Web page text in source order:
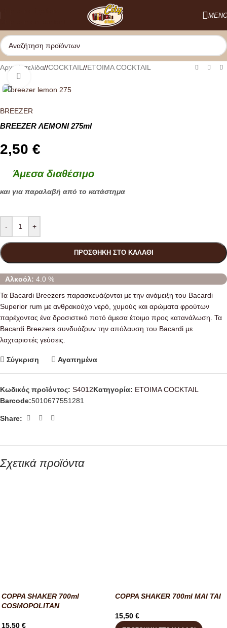
Αρχική σελίδα/ COCKTAIL / ΕΤΟΙΜΑ COCKTAIL
BREEZER
BREEZER ΛΕΜΟΝΙ 275ml
2,50 €
Άμεσα διαθέσιμο
και για παραλαβή από το κατάστημα
- +
ΠΡΟΣΘΉΚΗ ΣΤΟ ΚΑΛΆΘΙ
Αλκοόλ: 4.0 %
Τα Bacardi Breezers παρασκευάζονται με την ανάμειξη του Bacardi
Superior rum με ανθρακούχο νερό, χυμούς και αρώματα φρούτων
παρέχοντας ένα δροσιστικό ποτό άμεσα έτοιμο προς κατανάλωση. Τα
Bacardi Breezers συνδυάζουν την απόλαυση του Bacardi με
λαχταριστές γεύσεις.
Σύγκριση Αγαπημένα
Κωδικός προϊόντος: S4012Κατηγορία: ΕΤΟΙΜΑ COCKTAIL
Barcode:5010677551281
Share:
Σχετικά προϊόντα
COPPA SHAKER 700ml
COSMOPOLITAN
15,50 €
COPPA SHAKER 700ml MAI TAI
15,50 €